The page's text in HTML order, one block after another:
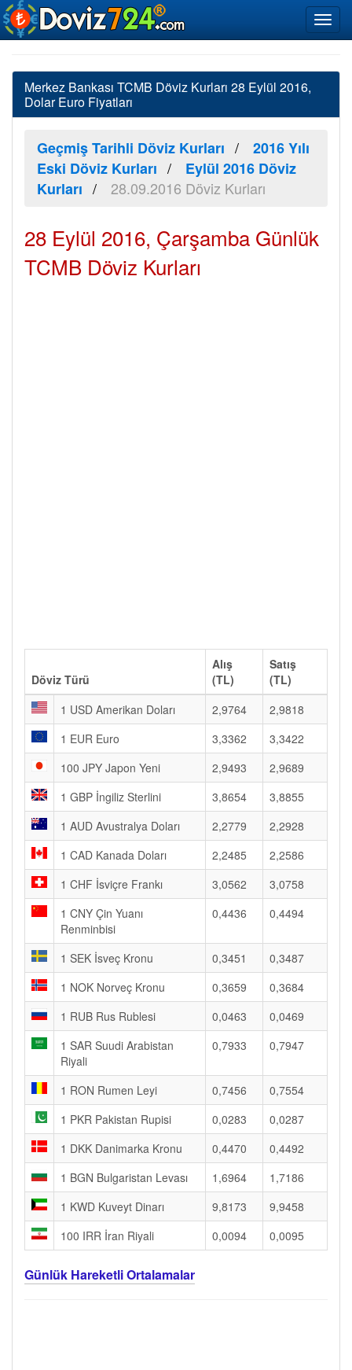
Merkez Bankası TCMB Döviz Kurları 28 Eylül 2016,
Dolar Euro Fiyatları
Geçmiş Tarihli Döviz Kurları
2016 Yılı
Eski Döviz Kurları
Eylül 2016 Döviz
Kurları
28.09.2016 Döviz Kurları
28 Eylül 2016, Çarşamba Günlük
TCMB Döviz Kurları
Döviz Türü
Alış
(TL)
Satış
(TL)
1 USD Amerikan Doları
2,9764
2,9818
1 EUR Euro
3,3362
3,3422
100 JPY Japon Yeni
2,9493
2,9689
1 GBP İngiliz Sterlini
3,8654
3,8855
1 AUD Avustralya Doları
2,2779
2,2928
1 CAD Kanada Doları
2,2485
2,2586
1 CHF İsviçre Frankı
3,0562
3,0758
1 CNY Çin Yuanı
Renminbisi
0,4436 0,4494
1 SEK İsveç Kronu 0,3451
0,3487
1 NOK Norveç Kronu
0,3659
0,3684
1 RUB Rus Rublesi
0,0463
0,0469
1 SAR Suudi Arabistan
Riyali
0,7933 0,7947
1 RON Rumen Leyi 0,7456
0,7554
1 PKR Pakistan Rupisi
0,0283
0,0287
1 DKK Danimarka Kronu
0,4470
0,4492
1 BGN Bulgaristan Levası
1,6964
1,7186
1 KWD Kuveyt Dinarı
9,8173
9,9458
100 IRR İran Riyali
0,0094 0,0095
Günlük Hareketli Ortalamalar